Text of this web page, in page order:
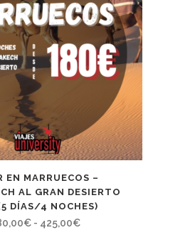
EN MARRUECOS –
AL GRAN DESIERTO
DÍAS/4 NOCHES)
€ - 425,00€Rango